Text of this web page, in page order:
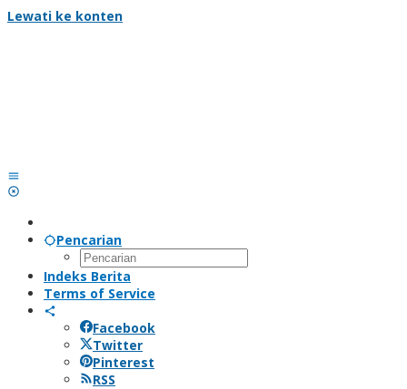
Lewati ke konten
Pencarian
Indeks Berita
Terms of Service
Facebook
Twitter
Pinterest
RSS